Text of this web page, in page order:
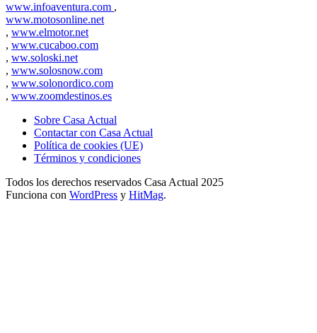
www.infoaventura.com ,
www.motosonline.net
, www.elmotor.net
, www.cucaboo.com
, ww.soloski.net
, www.solosnow.com
, www.solonordico.com
, www.zoomdestinos.es
Sobre Casa Actual
Contactar con Casa Actual
Política de cookies (UE)
Términos y condiciones
Todos los derechos reservados Casa Actual 2025
Funciona con WordPress y HitMag.